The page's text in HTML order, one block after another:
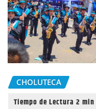
CHOLUTECA